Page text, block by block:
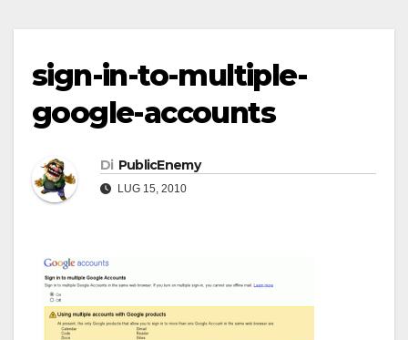
sign-in-to-multiple-
google-accounts
Di PublicEnemy
LUG 15, 2010